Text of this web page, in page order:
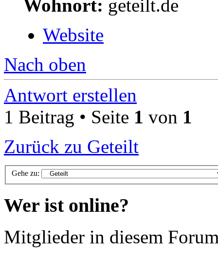
Wohnort: geteilt.de
Website
Nach oben
Antwort erstellen
1 Beitrag • Seite 1 von 1
Zurück zu Geteilt
Gehe zu:
Wer ist online?
Mitglieder in diesem